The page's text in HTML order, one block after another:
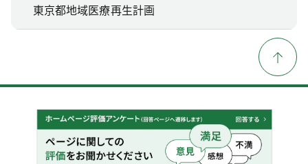
東京都地域医療再生計画